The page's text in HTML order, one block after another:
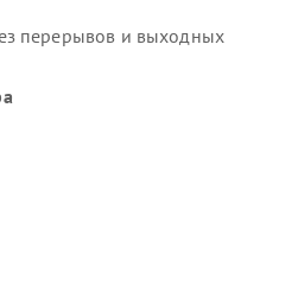
перерывов и выходных